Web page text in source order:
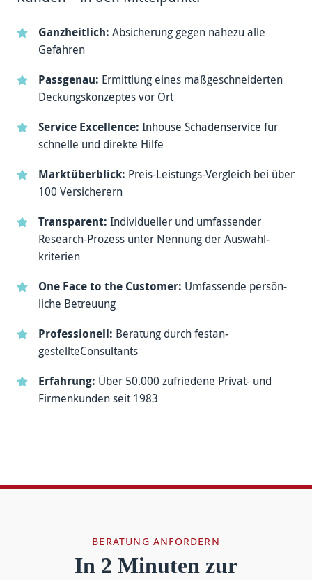
Ganzheitlich: Ab­sicherung gegen nahezu alle
Gefahren
Passgenau: Ermittlung eines maß­geschnei­derten
Deckungs­konzeptes vor Ort
Service Excellence: Inhouse Schaden­service für
schnelle und direkte Hilfe
Marktüberblick: Preis-­Leistungs-­Vergleich bei über
100 Versicherern
Transparent: Individueller und umfas­sender
Research-­Prozess unter Nennung der Auswahl­
kriterien
One Face to the Customer: Umfas­sende persön­
liche Betreuung
Professionell: Beratung durch festan­
gestellteConsul­tants
Erfahrung: Über 50.000 zufriedene Privat- und
Firmen­kunden seit 1983
BERATUNG ANFORDERN
In 2 Minuten zur